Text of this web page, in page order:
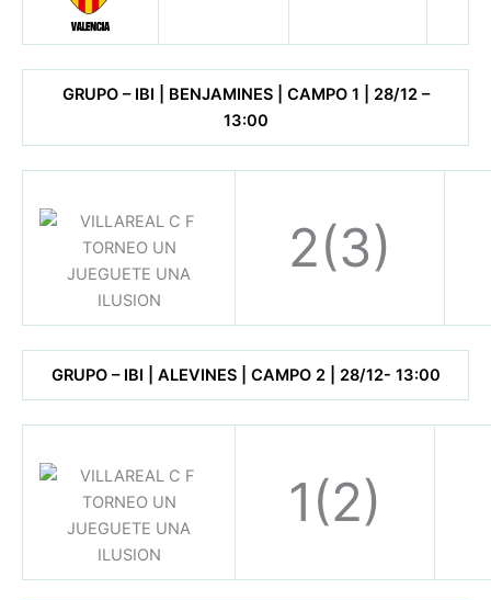
GRUPO – IBI | BENJAMINES | CAMPO 1 | 28/12 –
13:00
2(3)
GRUPO – IBI | ALEVINES | CAMPO 2 | 28/12- 13:00
1(2)